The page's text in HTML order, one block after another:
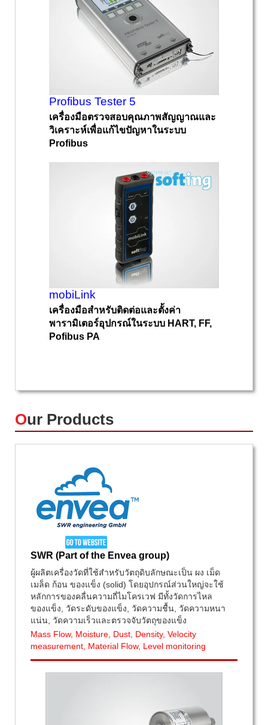
Profibus Tester 5
เครื่องมือตรวจสอบคุณภาพสัญญาณและ
วิเคราะห์เพื่อแก้ไขปัญหาในระบบ
Profibus
mobiLink
เครื่องมือสำหรับติดต่อและตั้งค่า
พารามิเตอร์อุปกรณ์ในระบบ HART, FF,
Pofibus PA
Our Products
SWR (Part of the Envea group)
ผู้ผลิตเครื่องวัดที่ใช้สำหรับวัตถุดิบลักษณะเป็น ผง เม็ด
เมล็ด ก้อน ของแข็ง (solid) โดยอุปกรณ์ส่วนใหญ่จะใช้
หลักการของคลื่นความถี่ไมโครเวฟ มีทั้งวัดการไหล
ของแข็ง, วัดระดับของแข็ง, วัดความชื้น, วัดความหนา
แน่น, วัดความเร็วและตรวจจับวัตถุของแข็ง
Mass Flow, Moisture, Dust, Density, Velocity
measurement, Material Flow, Level monitoring